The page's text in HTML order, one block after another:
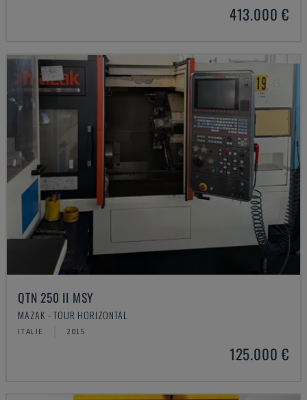
413.000 €
QTN 250 II MSY
MAZAK - TOUR HORIZONTAL
ITALIE 2015
125.000 €